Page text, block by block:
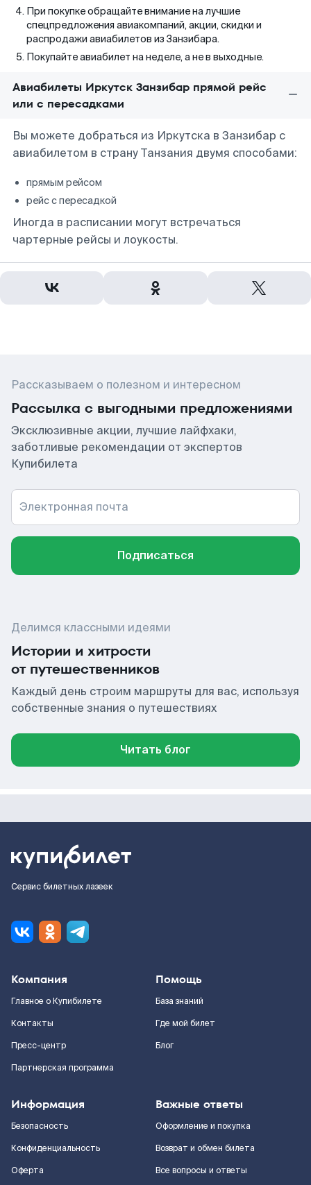
При покупке обращайте внимание на лучшие
спецпредложения авиакомпаний, акции, скидки и
распродажи авиабилетов из Занзибара.
Покупайте авиабилет на неделе, а не в выходные.
Авиабилеты Иркутск Занзибар прямой рейс
или с пересадками
Вы можете добраться из Иркутска в Занзибар с
авиабилетом в страну Танзания двумя способами:
прямым рейсом
рейс с пересадкой
Иногда в расписании могут встречаться
чартерные рейсы и лоукосты.
Рассказываем о полезном и интересном
Рассылка с выгодными предложениями
Эксклюзивные акции, лучшие лайфхаки,
заботливые рекомендации от экспертов
Купибилета
Электронная почта
Подписаться
Делимся классными идеями
Истории и хитрости
от путешественников
Каждый день строим маршруты для вас, используя
собственные знания о путешествиях
Читать блог
Сервис билетных лазеек
Компания
Главное о Купибилете
Контакты
Пресс-центр
Партнерская программа
Помощь
База знаний
Где мой билет
Блог
Информация
Безопасность
Конфиденциальность
Оферта
Важные ответы
Оформление и покупка
Возврат и обмен билета
Все вопросы и ответы